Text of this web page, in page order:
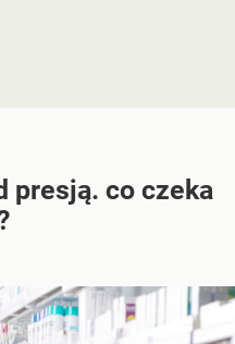
presją. co czeka